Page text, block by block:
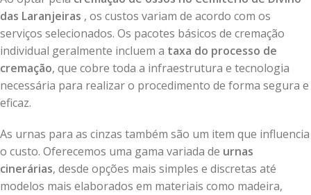
das Laranjeiras , os custos variam de acordo com os
serviços selecionados. Os pacotes básicos de cremação
individual geralmente incluem a taxa do processo de
cremação, que cobre toda a infraestrutura e tecnologia
necessária para realizar o procedimento de forma segura e
eficaz.
As urnas para as cinzas também são um item que influencia
o custo. Oferecemos uma gama variada de urnas
cinerárias, desde opções mais simples e discretas até
modelos mais elaborados em materiais como madeira,